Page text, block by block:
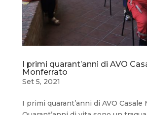
I primi quarant’anni di AVO
Monferrato
Set 5, 2021
I primi quarant’anni di AVO Casale